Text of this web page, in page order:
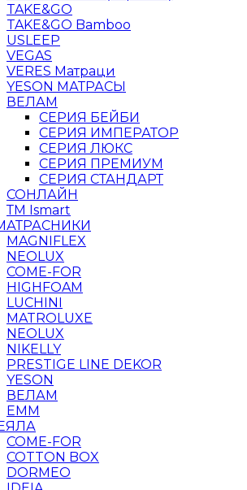
TAKE&GO
TAKE&GO Bamboo
USLEEP
VEGAS
VERES Матраци
YESON МАТРАСЫ
ВЕЛАМ
СЕРИЯ БЕЙБИ
СЕРИЯ ИМПЕРАТОР
СЕРИЯ ЛЮКС
СЕРИЯ ПРЕМИУМ
СЕРИЯ СТАНДАРТ
СОНЛАЙН
ТМ Ismart
MAGNIFLEX
NEOLUX
COME-FOR
HIGHFOAM
LUCHINI
MATROLUXE
NEOLUX
NIKELLY
PRESTIGE LINE DEKOR
YESON
ВЕЛАМ
ЕММ
COME-FOR
COTTON BOX
DORMEO